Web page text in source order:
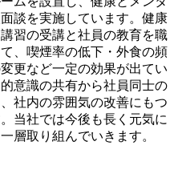
談を実施しています。健康
習の受講と社員の教育を職
、喫煙率の低下・外食の頻
更など一定の効果が出てい
意識の共有から社員同士の
社内の雰囲気の改善にもつ
当社では今後も長く元気に
層取り組んでいきます。